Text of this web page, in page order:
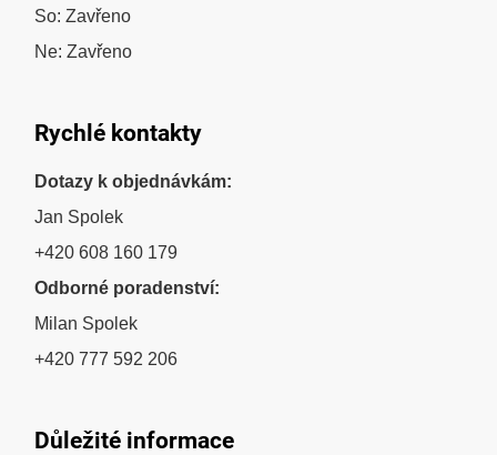
So: Zavřeno
Ne: Zavřeno
Rychlé kontakty
Dotazy k objednávkám:
Jan Spolek
+420 608 160 179
Odborné poradenství:
Milan Spolek
+420 777 592 206
Důležité informace